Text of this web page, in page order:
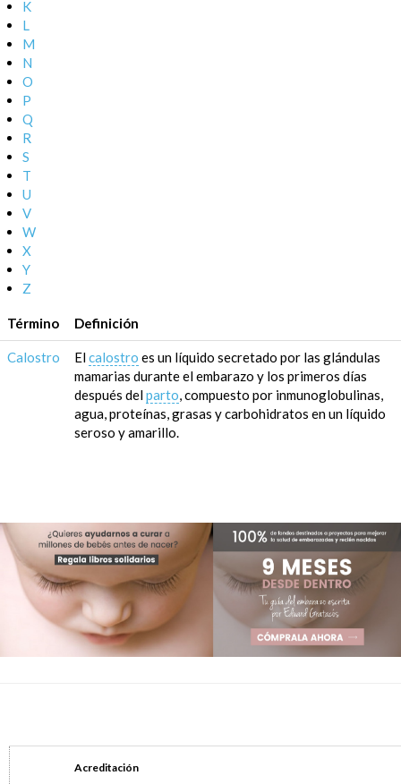
K
L
M
N
O
P
Q
R
S
T
U
V
W
X
Y
Z
Término Definición
Calostro Elcalostro es un líquido secretado por las glándulas
mamarias durante el embarazo y los primeros días
después delparto, compuesto por inmunoglobulinas,
agua, proteínas, grasas y carbohidratos en un líquido
seroso y amarillo.
Acreditación